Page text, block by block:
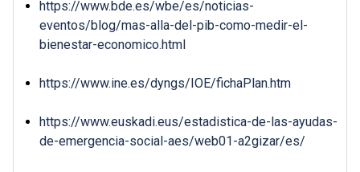
https://www.bde.es/wbe/es/noticias-
eventos/blog/mas-alla-del-pib-como-medir-el-
bienestar-economico.html
https://www.ine.es/dyngs/IOE/fichaPlan.htm
https://www.euskadi.eus/estadistica-de-las-ayudas-
de-emergencia-social-aes/web01-a2gizar/es/